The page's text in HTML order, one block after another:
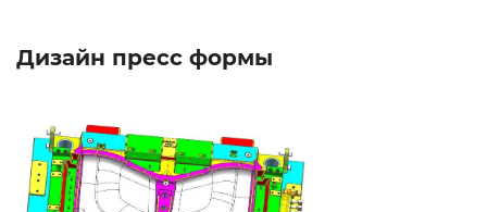
Дизайн пресс формы